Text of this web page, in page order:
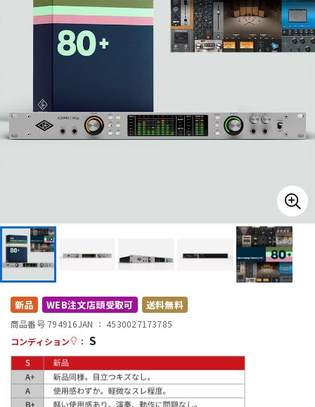
キーボード 電子ピアノ
アンプ エフェクター
レコーディング機器
配信/ライブ機器 楽器アクセサリ
中古
新品 WEB注文店頭受取可 送料無料
商品番号 794916JAN ： 4530027173785
コンディション
： S